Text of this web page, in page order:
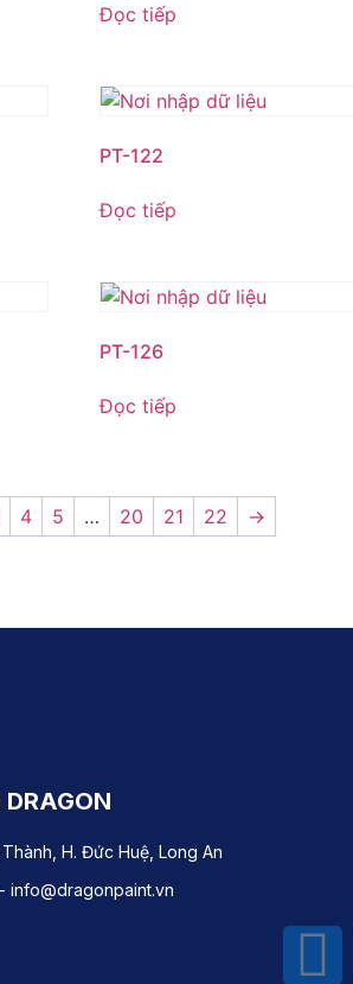
Đọc tiếp
PT-122
Đọc tiếp
PT-126
Đọc tiếp
4 5 … 20 21 22 →
H. Đức Huệ, Long An
info@dragonpaint.vn